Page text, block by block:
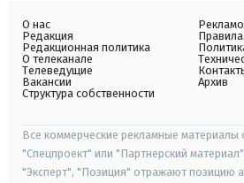
О нас
Редакция
Редакционная политика
О телеканале
Телеведущие
Вакансии
Структура собственности
Архив
Все коммерческие рекламные
"Спецпроект" или "Партнерский
"Эксперт", "Позиция" отражают позицию